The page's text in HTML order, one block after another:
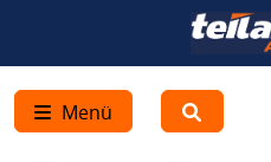
Menü